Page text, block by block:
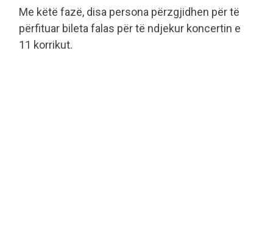
Me këtë fazë, disa persona përzgjidhen për të
përfituar bileta falas për të ndjekur koncertin e
11 korrikut.